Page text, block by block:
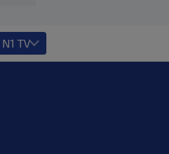
N1 TV